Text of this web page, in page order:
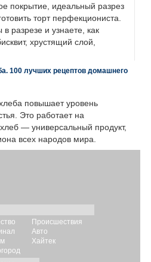
покрытие, идеальный разрез
торт перфекциониста.
разрезе и узнаете, как
хрустящий слой,
100 лучших рецептов домашнего
повышает уровень
Это работает на
— универсальный продукт,
всех народов мира.
Происшествия
Авто
Хайтек